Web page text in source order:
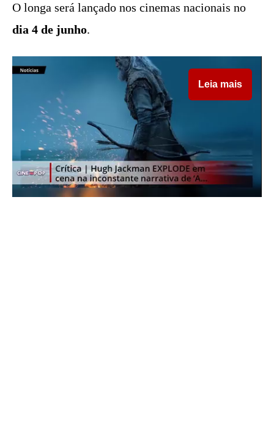
O longa será lançado nos cinemas nacionais no
dia 4 de junho.
Leia mais